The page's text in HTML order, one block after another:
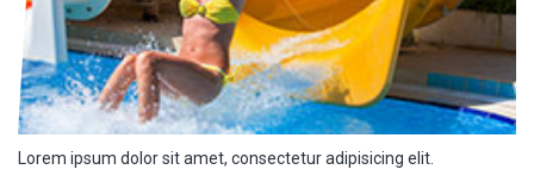
Lorem ipsum dolor sit amet, consectetur adipisicing elit.